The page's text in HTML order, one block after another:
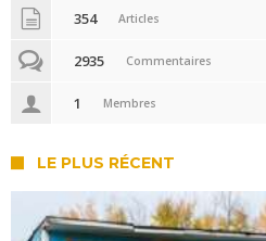
354 Articles
2935 Commentaires
1 Membres
LE PLUS RÉCENT